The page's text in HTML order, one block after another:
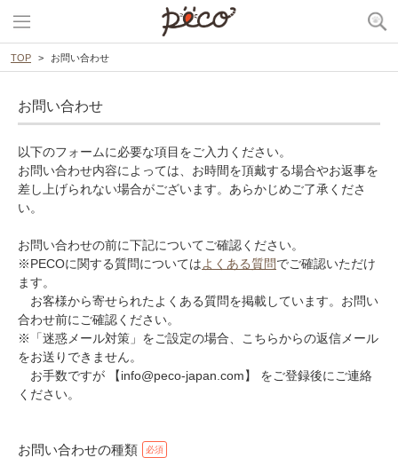
TOP お問い合わせ
お問い合わせ
以下のフォームに必要な項目をご入力ください。
お問い合わせ内容によっては、お時間を頂戴する場合やお返事を
差し上げられない場合がございます。あらかじめご了承くださ
い。
お問い合わせの前に下記についてご確認ください。
※PECOに関する質問についてはよくある質問でご確認いただけ
ます。
お客様から寄せられたよくある質問を掲載しています。お問い
合わせ前にご確認ください。
※「迷惑メール対策」をご設定の場合、こちらからの返信メール
をお送りできません。
お手数ですが 【info@peco-japan.com】 をご登録後にご連絡
ください。
お問い合わせの種類